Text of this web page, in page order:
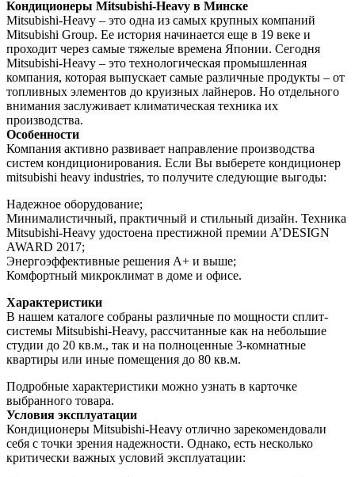
Кондиционеры Mitsubishi-Heavy в Минске
Mitsubishi-Heavy – это одна из самых крупных компаний
Mitsubishi Group. Ее история начинается еще в 19 веке и
проходит через самые тяжелые времена Японии. Сегодня
Mitsubishi-Heavy – это технологическая промышленная
компания, которая выпускает самые различные продукты – от
топливных элементов до круизных лайнеров. Но отдельного
внимания заслуживает климатическая техника их
производства.
Особенности
Компания активно развивает направление производства
систем кондиционирования. Если Вы выберете кондиционер
mitsubishi heavy industries, то получите следующие выгоды:
Надежное оборудование;
Минималистичный, практичный и стильный дизайн. Техника
Mitsubishi-Heavy удостоена престижной премии A’DESIGN
AWARD 2017;
Энергоэффективные решения A+ и выше;
Комфортный микроклимат в доме и офисе.
Характеристики
В нашем каталоге собраны различные по мощности сплит-
системы Mitsubishi-Heavy, рассчитанные как на небольшие
студии до 20 кв.м., так и на полноценные 3-комнатные
квартиры или иные помещения до 80 кв.м.
Подробные характеристики можно узнать в карточке
выбранного товара.
Условия эксплуатации
Кондиционеры Mitsubishi-Heavy отлично зарекомендовали
себя с точки зрения надежности. Однако, есть несколько
критически важных условий эксплуатации: